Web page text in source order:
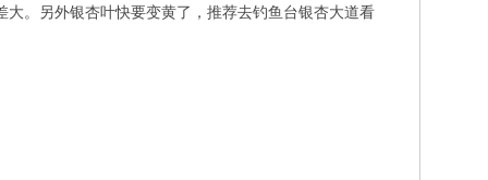
。另外银杏叶快要变黄了，推荐去钓鱼台银杏大道看